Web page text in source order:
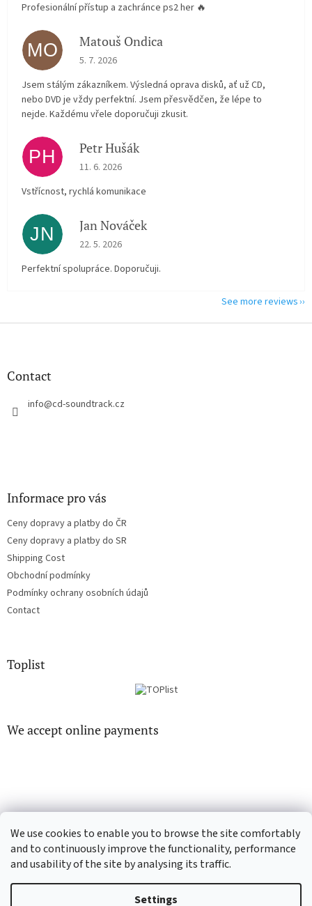
We use cookies to enable you to browse the site comfortably
and to continuously improve the functionality, performance
and usability of the site by analysing its traffic.
Settings
Profesionální přístup a zachránce ps2 her 🔥
MO Matouš Ondica
The store rating is 5 out of 5 stars.
5. 7. 2026
Jsem stálým zákazníkem. Výsledná oprava disků, ať už CD,
nebo DVD je vždy perfektní. Jsem přesvědčen, že lépe to
nejde. Každému vřele doporučuji zkusit.
PH Petr Hušák
The store rating is 5 out of 5 stars.
11. 6. 2026
Vstřícnost, rychlá komunikace
JN Jan Nováček
The store rating is 5 out of 5 stars.
22. 5. 2026
Perfektní spolupráce. Doporučuji.
See more reviews
F
Contact
info@cd-soundtrack.cz
Informace pro vás
Ceny dopravy a platby do ČR
Ceny dopravy a platby do SR
Shipping Cost
Obchodní podmínky
Podmínky ochrany osobních údajů
Contact
Toplist
We accept online payments
Created by Shoptet